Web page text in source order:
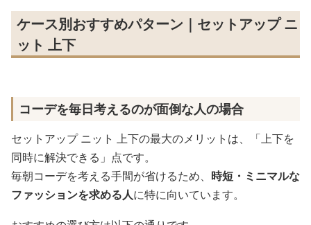
ケース別おすすめパターン｜セットアップ ニ
ット 上下
コーデを毎日考えるのが面倒な人の場合
セットアップ ニット 上下の最大のメリットは、「上下を
同時に解決できる」点です。
毎朝コーデを考える手間が省けるため、 時短・ミニマルな
ファッションを求める人に特に向いています。